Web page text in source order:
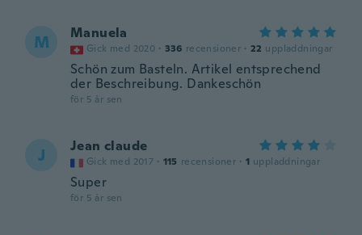
M Manuela
Gick med 2020 · 336 recensioner · 22 uppladdningar
Schön zum Basteln. Artikel entsprechend
der Beschreibung. Dankeschön
för 5 år sen
J Jean claude
Gick med 2017 · 115 recensioner · 1 uppladdningar
Super
för 5 år sen